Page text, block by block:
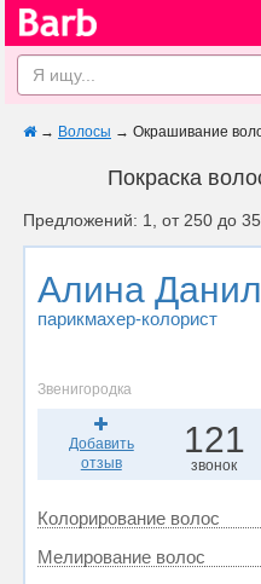
→ Волосы → Окрашивание
Покраска
Предложений: 1, от 250 до
Алина
парикмахер-колорист
Звенигородка
Добавить
отзыв
121
звонок
Колорирование волос
Мелирование волос